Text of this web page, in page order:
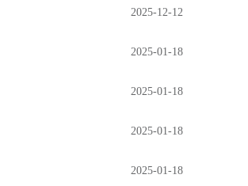
2025-12-12
2025-01-18
2025-01-18
2025-01-18
2025-01-18